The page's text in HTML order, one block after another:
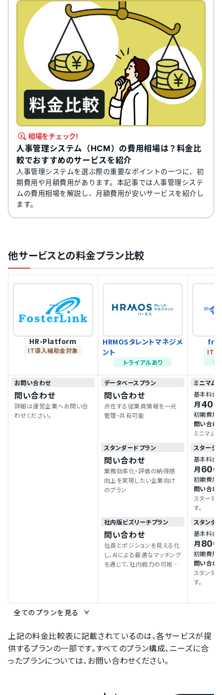
相場をチェック!
人事管理システム（HCM）の費用相場は？料金比
較でおすすめのサービスを紹介
人事管理システムを選ぶ際の重要なポイントの一つに、初
期費用や月額費用があります。本記事では人事管理システ
ムの費用相場を解説し、月額費用が安いサービスを紹介し
ます。
他サービスとの料金プラン比較
HR-Platform
IT導入補助金対象
HRMOSタレントマネジメ
ント
トライアルあり
IT導
ト
お問い合わせ
問い合わせ
詳細は運営企業へお問い合
わせください。
データベースプラン
問い合わせ
点在する従業員情報を一元
管理・共有可能
ミニマム
基本料金
月 400
初期費用
問い合わ
ミニマム
スタンダードプラン
問い合わせ
業務効率化・評価の納得感
向上を実現したい企業向け
のプラン
スタータ
基本料金
月 600
初期費用
問い合わ
スタータ
す。
社内版ビズリーチプラン
問い合わせ
社員とポジションを見える化
し、AIによる最適なマッチング
を通じて、社内戦力の可視
スタンダ
基本料金
月 800
初期費用
問い合わ
スタンダ
す。
全てのプランを見る
上記の料金比較表に記載されているのは、各サービスが提
供するプランの一部です。すべてのプラン構成、ニーズに合
ったプランについては、お問い合わせください。